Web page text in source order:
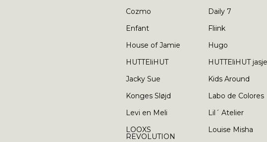
Cozmo
Daily 7
Enfant
Fliink
House of Jamie
Hugo
HUTTEliHUT
HUTTEliHUT jasje
Jacky Sue
Kids Around
Konges Sløjd
Labo de Colores
Levi en Meli
Lil´ Atelier
LOOXS
REVOLUTION
Louise Misha